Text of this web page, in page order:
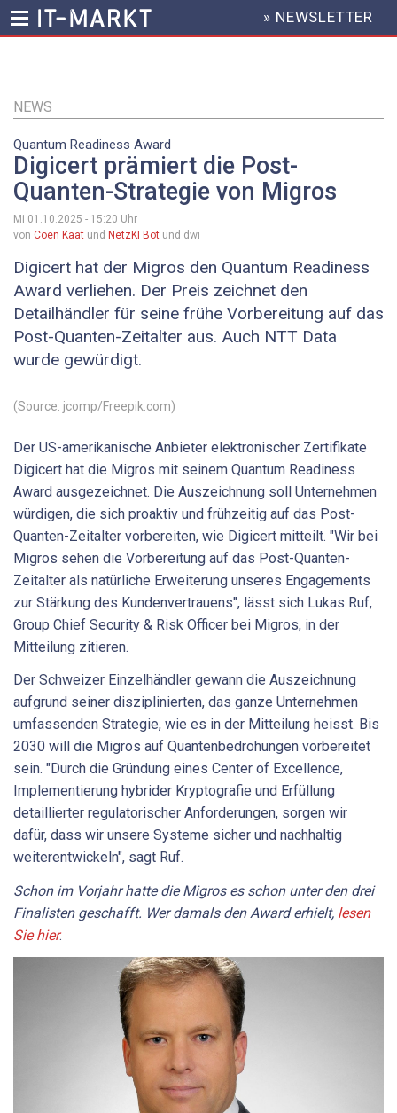
Inhalt
HEADER
MENU
» NEWSLETTER
NEWS
Quantum Readiness Award
Digicert prämiert die Post-
Quanten-Strategie von Migros
Mi 01.10.2025 - 15:20 Uhr
von Coen Kaat und NetzKI Bot und dwi
Digicert hat der Migros den Quantum Readiness
Award verliehen. Der Preis zeichnet den
Detailhändler für seine frühe Vorbereitung auf das
Post-Quanten-Zeitalter aus. Auch NTT Data
wurde gewürdigt.
(Source: jcomp/Freepik.com)
Der US-amerikanische Anbieter elektronischer Zertifikate
Digicert hat die Migros mit seinem Quantum Readiness
Award ausgezeichnet. Die Auszeichnung soll Unternehmen
würdigen, die sich proaktiv und frühzeitig auf das Post-
Quanten-Zeitalter vorbereiten, wie Digicert mitteilt. "Wir bei
Migros sehen die Vorbereitung auf das Post-Quanten-
Zeitalter als natürliche Erweiterung unseres Engagements
zur Stärkung des Kundenvertrauens", lässt sich Lukas Ruf,
Group Chief Security & Risk Officer bei Migros, in der
Mitteilung zitieren.
Der Schweizer Einzelhändler gewann die Auszeichnung
aufgrund seiner disziplinierten, das ganze Unternehmen
umfassenden Strategie, wie es in der Mitteilung heisst. Bis
2030 will die Migros auf Quantenbedrohungen vorbereitet
sein. "Durch die Gründung eines Center of Excellence,
Implementierung hybrider Kryptografie und Erfüllung
detaillierter regulatorischer Anforderungen, sorgen wir
dafür, dass wir unsere Systeme sicher und nachhaltig
weiterentwickeln", sagt Ruf.
Schon im Vorjahr hatte die Migros es schon unter den drei
Finalisten geschafft. Wer damals den Award erhielt, lesen
Sie hier.